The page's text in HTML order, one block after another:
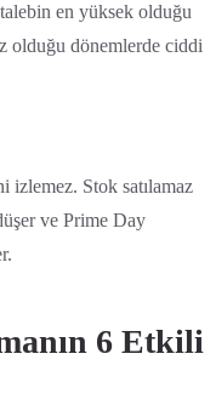
en yüksek olduğu
olduğu dönemlerde ciddi
izlemez. Stok satılamaz
ve Prime Day
6 Etkili